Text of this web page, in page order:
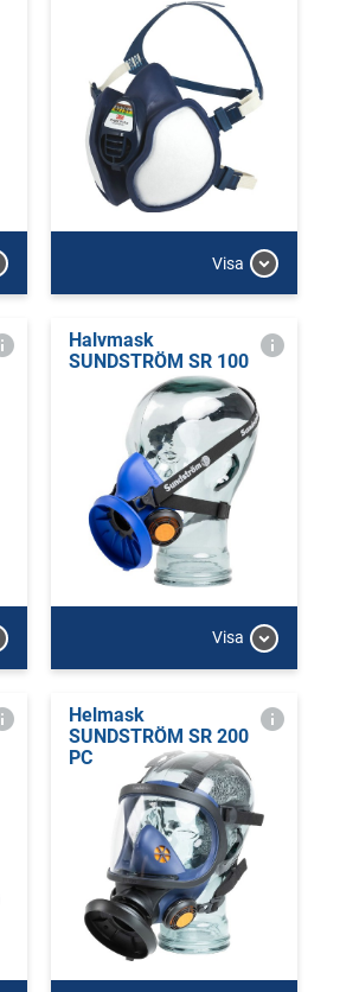
Visa
Halvmask
SUNDSTRÖM SR 100
Visa
Helmask
SUNDSTRÖM SR 200
PC